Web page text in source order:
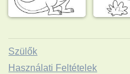
Szülők
Használati Feltételek